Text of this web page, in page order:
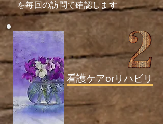
を毎回の訪問で確認します
看護ケアorリハビリ